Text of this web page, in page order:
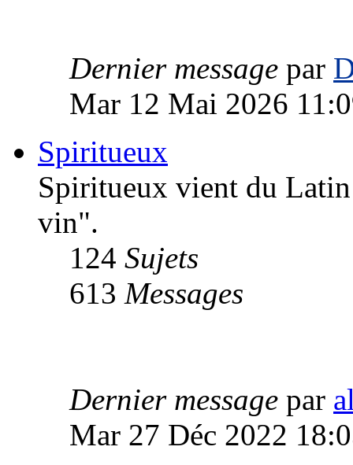
Dernier message par
Mar 12 Mai 2026
Spiritueux
Spiritueux vient du
vin".
124 Sujets
613 Messages
Dernier message par
Mar 27 Déc 2022